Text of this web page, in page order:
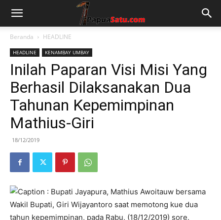
Beranda HEADLINE
HEADLINE KENAMBAY UMBAY
Inilah Paparan Visi Misi Yang
Berhasil Dilaksanakan Dua
Tahunan Kepemimpinan
Mathius-Giri
18/12/2019